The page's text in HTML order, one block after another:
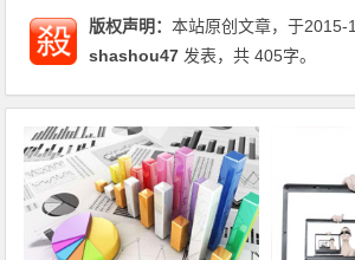
版权声明：本站原创文章，于2015-
shashou47 发表，共 405字。